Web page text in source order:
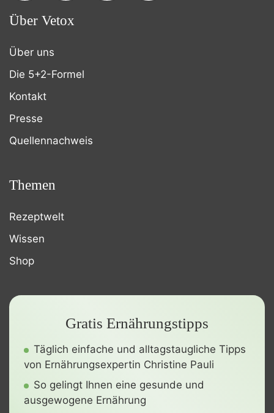
Über Vetox
Über uns
Die 5+2-Formel
Kontakt
Presse
Quellennachweis
Themen
Rezeptwelt
Wissen
Shop
Gratis Ernährungstipps
Täglich einfache und alltagstaugliche Tipps
von Ernährungsexpertin Christine Pauli
So gelingt Ihnen eine gesunde und
ausgewogene Ernährung